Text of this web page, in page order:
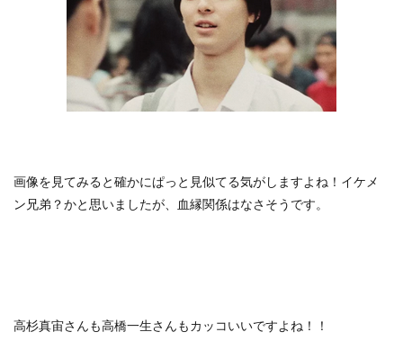
画像を見てみると確かにぱっと見似てる気がしますよね！イケメ
ン兄弟？かと思いましたが、血縁関係はなさそうです。
高杉真宙さんも高橋一生さんもカッコいいですよね！！